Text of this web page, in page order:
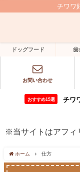
チワワ
ドッグフード 歯
お問い合わせ
おすすめ15選 チワ
※当サイトはアフィ
ホーム 仕方